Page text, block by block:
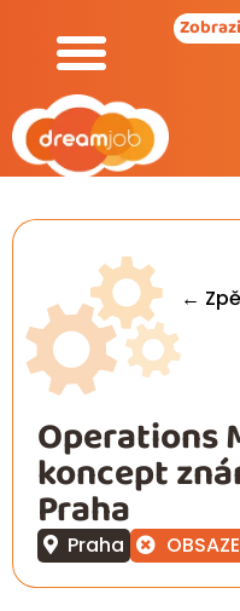
←
Operations
koncept
Praha
Praha